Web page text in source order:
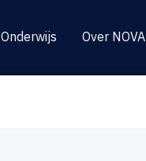
Onderwijs Over NOVA